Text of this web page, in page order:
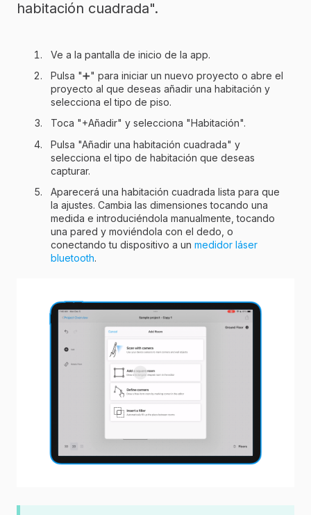
habitación cuadrada".
Ve a la pantalla de inicio de la app.
Pulsa "➕" para iniciar un nuevo proyecto o abre el
proyecto al que deseas añadir una habitación y
selecciona el tipo de piso.
Toca "+Añadir" y selecciona "Habitación".
Pulsa "Añadir una habitación cuadrada" y
selecciona el tipo de habitación que deseas
capturar.
Aparecerá una habitación cuadrada lista para que
la ajustes. Cambia las dimensiones tocando una
medida e introduciéndola manualmente, tocando
una pared y moviéndola con el dedo, o
conectando tu dispositivo a un medidor láser
bluetooth.